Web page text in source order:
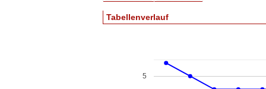
Tabellenverlauf
5